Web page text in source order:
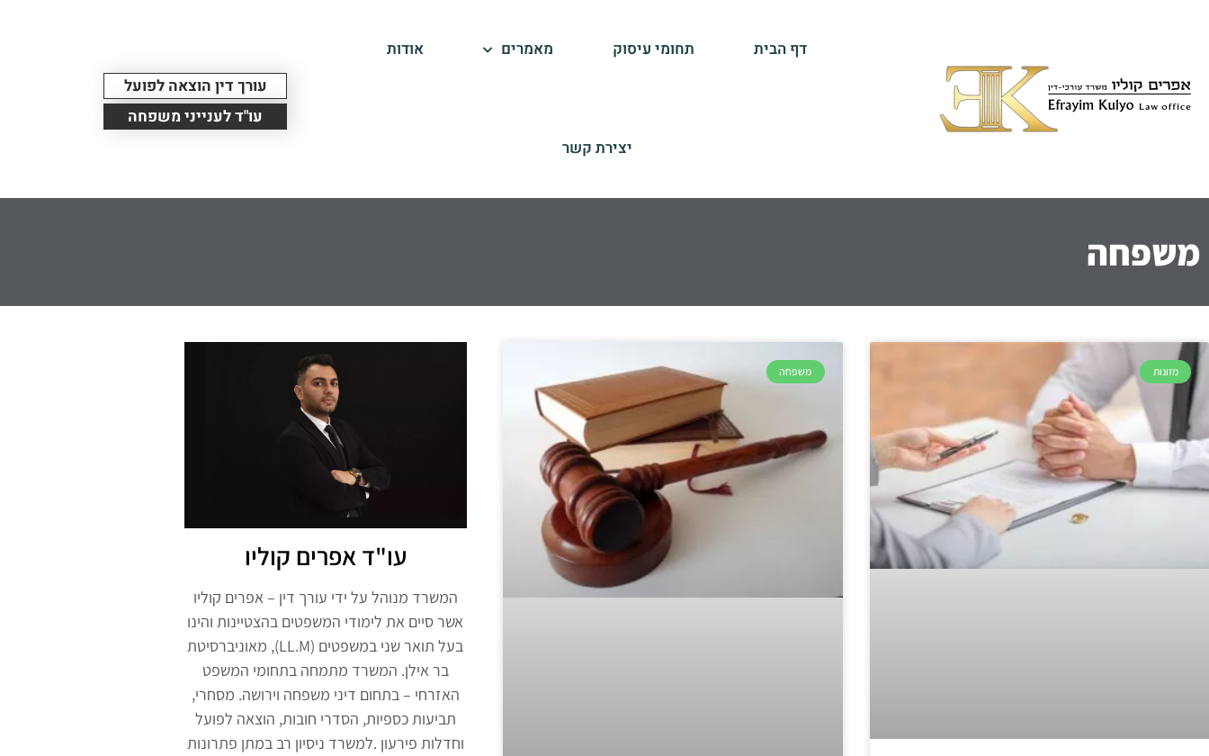
דף הבית תחומי עיסוק מאמרים אודות
יצירת קשר
עורך דין הוצאה לפועל
עו"ד לענייני משפחה
משפחה
מזונות משפחה
עו"ד אפרים קוליו
המשרד מנוהל על ידי עורך דין – אפרים קוליו
אשר סיים את לימודי המשפטים בהצטיינות והינו
בעל תואר שני במשפטים (LL.M), מאוניברסיטת
בר אילן. המשרד מתמחה בתחומי המשפט
האזרחי – בתחום דיני משפחה וירושה. מסחרי,
תביעות כספיות, הסדרי חובות, הוצאה לפועל
וחדלות פירעון .למשרד ניסיון רב במתן פתרונות